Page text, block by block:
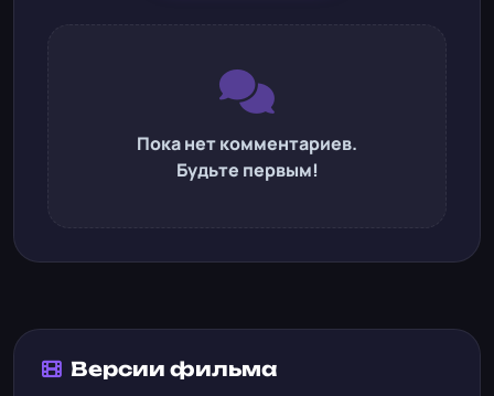
Пока нет комментариев.
Будьте первым!
Версии фильма